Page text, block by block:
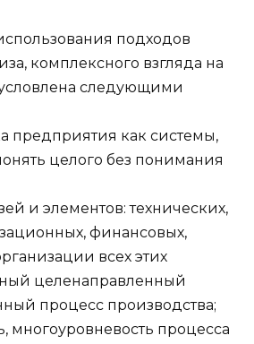
подходов
комплексного взгляда на
следующими
предприятия как системы,
целого без понимания
и элементов: технических,
финансовых,
всех этих
целенаправленный
процесс производства;
многоуровневость процесса